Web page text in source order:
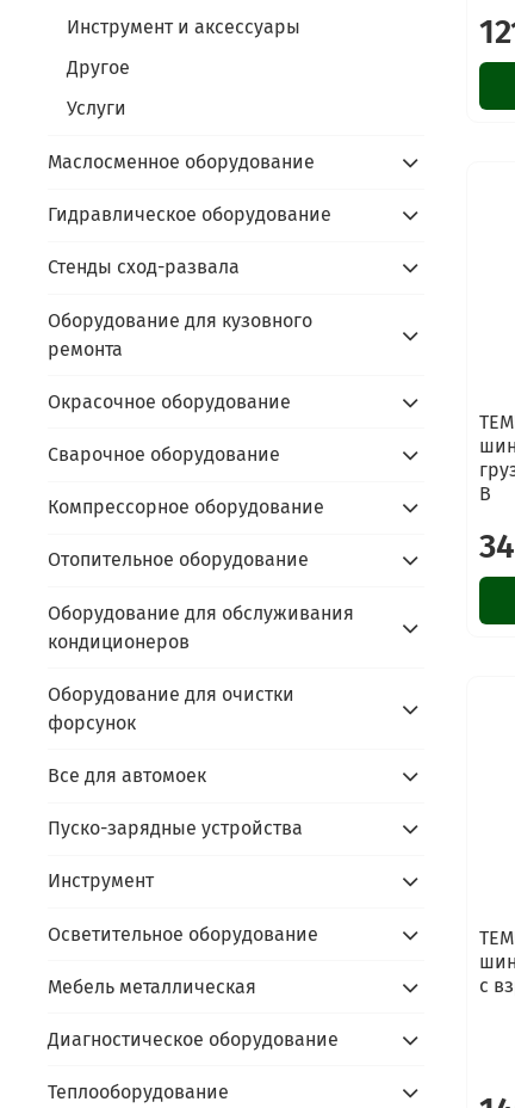
В
с
Инструмент и аксессуары
Другое
Услуги
Маслосменное оборудование
Гидравлическое оборудование
Стенды сход-развала
Оборудование для кузовного
ремонта
Окрасочное оборудование
Сварочное оборудование
Компрессорное оборудование
Отопительное оборудование
Оборудование для обслуживания
кондиционеров
Оборудование для очистки
форсунок
Все для автомоек
Пуско-зарядные устройства
Инструмент
Осветительное оборудование
Мебель металлическая
Диагностическое оборудование
Теплооборудование